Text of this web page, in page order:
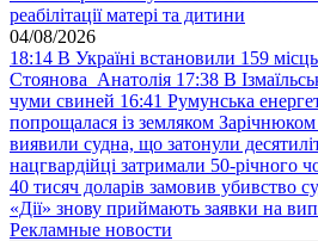
реабілітації матері та дитини
04/08/2026
18:14 В Україні встановили 159
Стоянова Анатолія 17:38 В
чуми свиней 16:41 Румунська
попрощалася із земляком
виявили судна, що затонули
нацгвардійці затримали 50-річного
40 тисяч доларів замовив убивство
«Дії» знову приймають заявки на
Рекламные новости